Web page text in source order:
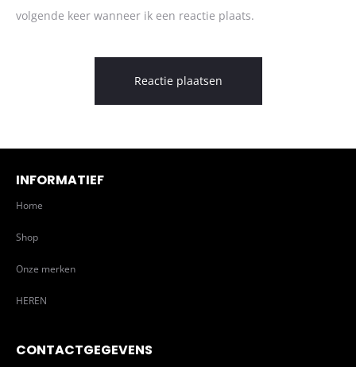
volgende keer wanneer ik een reactie plaats.
INFORMATIEF
Home
Shop
Onze merken
HEREN
CONTACTGEGEVENS